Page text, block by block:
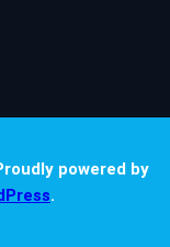
powered by
.